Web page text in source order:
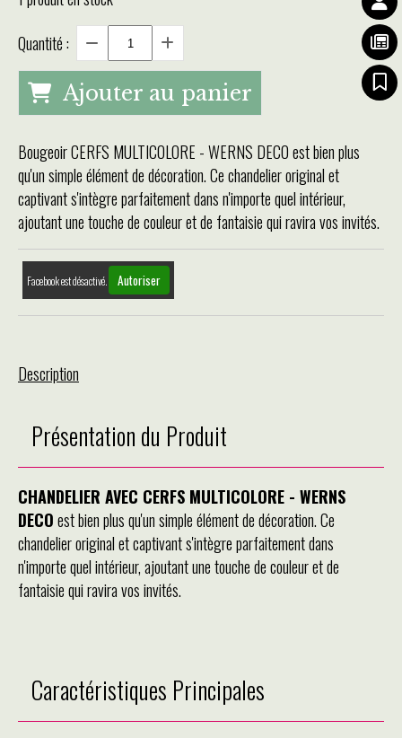
Quantité :
Ajouter au panier
Bougeoir CERFS MULTICOLORE - WERNS DECO est bien plus
qu'un simple élément de décoration. Ce chandelier original et
captivant s'intègre parfaitement dans n'importe quel intérieur,
ajoutant une touche de couleur et de fantaisie qui ravira vos invités.
Facebook est désactivé. Autoriser
Description
Présentation du Produit
CHANDELIER AVEC CERFS MULTICOLORE - WERNS
DECOest bien plus qu'un simple élément de décoration. Ce
chandelier original et captivant s'intègre parfaitement dans
n'importe quel intérieur, ajoutant une touche de couleur et de
fantaisie qui ravira vos invités.
Caractéristiques Principales